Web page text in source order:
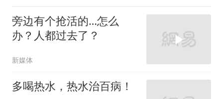
旁边有个抢活的…怎么
办？人都过去了？
新媒体
多喝热水，热水治百病！